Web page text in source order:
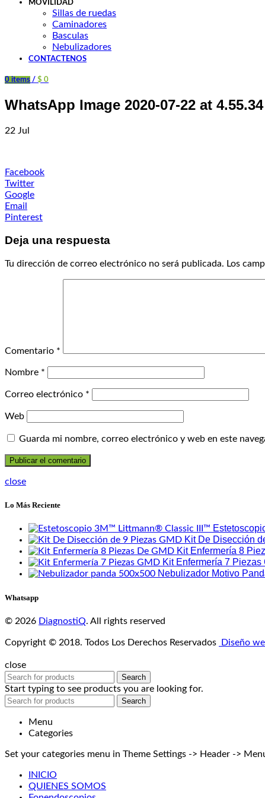
MOVILIDAD
Sillas de ruedas
Caminadores
Basculas
Nebulizadores
CONTACTENOS
0 items / $ 0
WhatsApp Image 2020-07-22 at
22 Jul
Facebook
Twitter
Google
Email
Pinterest
Deja una respuesta
Tu dirección de correo electrónico no será publicada. Los
Comentario *
Nombre *
Correo electrónico *
Web
Guarda mi nombre, correo electrónico y web en este
close
Lo Más Reciente
Kit De Disección
Kit Enfermería 8
Kit Enfermería 7 Piezas
Nebulizador Motivo
Whatsapp
© 2026 DiagnostiQ. All rights reserved
Copyright © 2018. Todos Los Derechos Reservados Diseño
close
Search
Start typing to see products you are looking for.
Search
Menu
Categories
Set your categories menu in Theme Settings -> Header ->
INICIO
QUIENES SOMOS